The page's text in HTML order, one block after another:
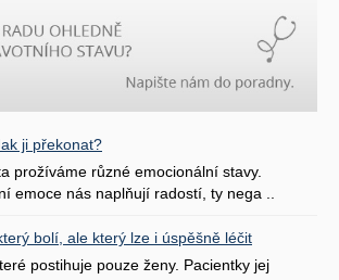
ji překonat?
prožíváme různé emocionální stavy.
emoce nás naplňují radostí, ty nega ..
bolí, ale který lze i úspěšně léčit
postihuje pouze ženy. Pacientky jej